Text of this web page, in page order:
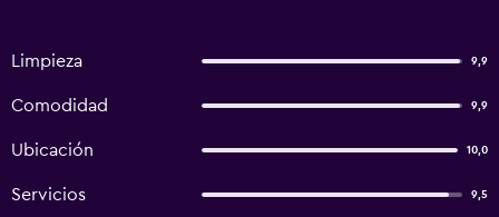
Limpieza 9,9
Comodidad 9,9
Ubicación 10,0
Servicios 9,5